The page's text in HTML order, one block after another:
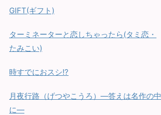
GIFT(ギフト)
ターミネーターと恋しちゃったら(タミ恋・
たみこい)
時すでにおスシ!?
月夜行路（げつやこうろ）—答えは名作の中
に—